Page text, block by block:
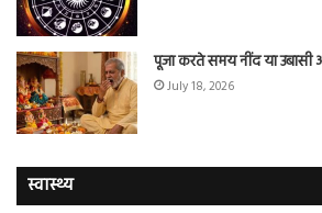
पूजा करते समय नींद या
July 18, 2026
स्वास्थ्य